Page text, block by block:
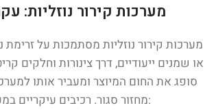
מערכות קירור נוזליות:
מערכות קירור נוזליות מסתמכות על זרימת
או שמנים ייעודיים, דרך צינורות וחלקים
סופג את החום המיוצר ומעביר אותו
מחזור סגור. רכיבים עיקריים במערכות אלה כוללים: